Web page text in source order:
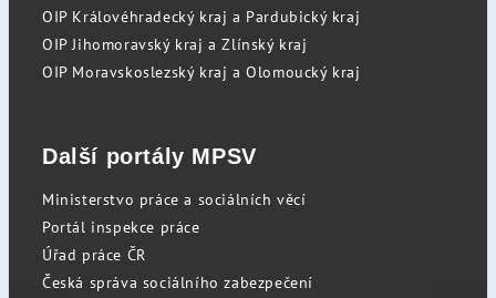
OIP Královéhradecký kraj a Pardubický kraj
OIP Jihomoravský kraj a Zlínský kraj
OIP Moravskoslezský kraj a Olomoucký kraj
Další portály MPSV
Ministerstvo práce a sociálních věcí
Portál inspekce práce
Úřad práce ČR
Česká správa sociálního zabezpečení